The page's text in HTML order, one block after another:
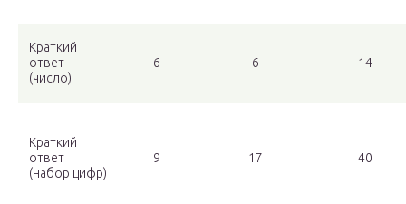
Краткий
ответ
(число)
6 6 14
Краткий
ответ
(набор цифр)
9 17 40